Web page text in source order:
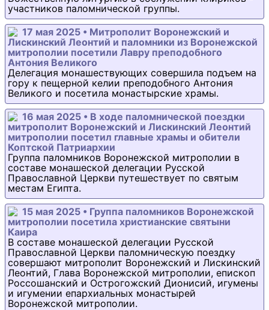
участников паломнической группы.
17 мая 2025 • Митрополит Воронежский и
Лискинский Леонтий и паломники из Воронежской
митрополии посетили Лавру преподобного
Антония Великого
Делегация монашествующих совершила подъем на
гору к пещерной келии преподобного Антония
Великого и посетила монастырские храмы.
16 мая 2025 • В ходе паломнической поездки
митрополит Воронежский и Лискинский Леонтий
митрополии посетил главные храмы и обители
Коптской Патриархии
Группа паломников Воронежской митрополии в
составе монашеской делегации Русской
Православной Церкви путешествует по святым
местам Египта.
15 мая 2025 • Группа паломников Воронежской
митрополии посетила христианские святыни
Каира
В составе монашеской делегации Русской
Православной Церкви паломническую поездку
совершают митрополит Воронежский и Лискинский
Леонтий, Глава Воронежской митрополии, епископ
Россошанский и Острогожский Дионисий, игумены
и игумении епархиальных монастырей
Воронежской митрополии.